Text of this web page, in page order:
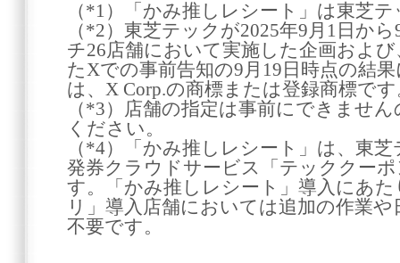
（*1）「かみ推しレシート」は東芝
（*2）東芝テックが2025年9月1日か
チ26店舗において実施した企画および
たXでの事前告知の9月19日時点の結
は、X Corp.の商標または登録商標です
（*3）店舗の指定は事前にできませ
ください。
（*4）「かみ推しレシート」は、東
発券クラウドサービス「テッククー
す。「かみ推しレシート」導入にあ
リ」導入店舗においては追加の作業
不要です。